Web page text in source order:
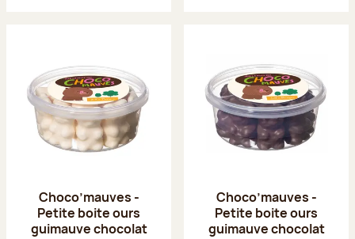
Choco’mauves -
Petite boite ours
guimauve chocolat
Choco’mauves -
Petite boite ours
guimauve chocolat